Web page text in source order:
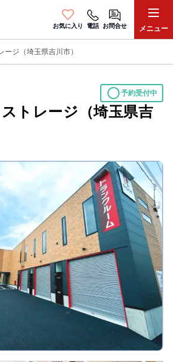
お気に入り 電話 お問合せ メニュー
ージ（埼玉県吉川市）
circle予約受付中
トレージ（埼玉県吉